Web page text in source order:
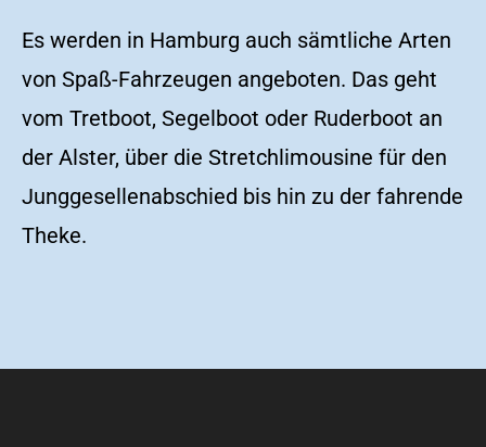
Es werden in Hamburg auch sämtliche Arten
von Spaß-Fahrzeugen angeboten. Das geht
vom Tretboot, Segelboot oder Ruderboot an
der Alster, über die Stretchlimousine für den
Junggesellenabschied bis hin zu der fahrende
Theke.